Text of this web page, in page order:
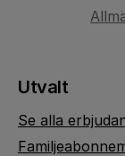
Utvalt
Se alla